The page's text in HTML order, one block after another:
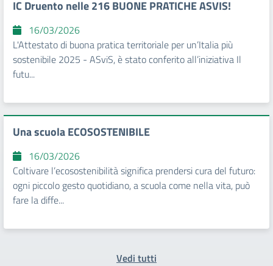
IC Druento nelle 216 BUONE PRATICHE ASVIS!
16/03/2026
L'Attestato di buona pratica territoriale per un’Italia più
sostenibile 2025 - ASviS, è stato conferito all’iniziativa Il
futu...
Una scuola ECOSOSTENIBILE
16/03/2026
Coltivare l’ecosostenibilità significa prendersi cura del futuro:
ogni piccolo gesto quotidiano, a scuola come nella vita, può
fare la diffe...
Vedi tutti